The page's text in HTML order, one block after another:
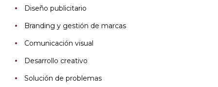
Diseño publicitario
Branding y gestión de marcas
Comunicación visual
Desarrollo creativo
Solución de problemas